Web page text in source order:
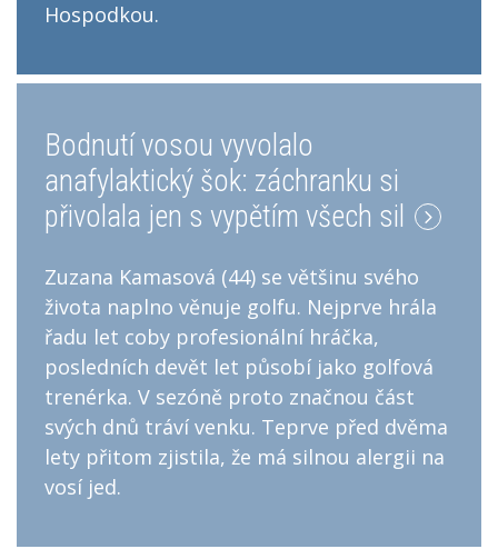
Hospodkou.
Bodnutí vosou vyvolalo
anafylaktický šok: záchranku si
přivolala jen s vypětím všech sil
Zuzana Kamasová (44) se většinu svého
života naplno věnuje golfu. Nejprve hrála
řadu let coby profesionální hráčka,
posledních devět let působí jako golfová
trenérka. V sezóně proto značnou část
svých dnů tráví venku. Teprve před dvěma
lety přitom zjistila, že má silnou alergii na
vosí jed.